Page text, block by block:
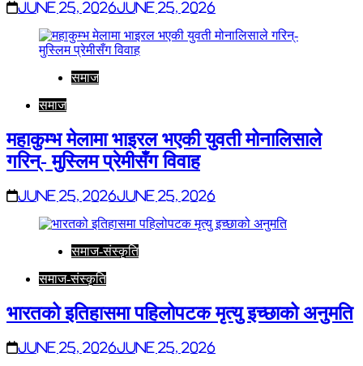
June 25, 2026June 25, 2026
समाज
समाज
महाकुम्भ मेलामा भाइरल भएकी युवती मोनालिसाले
गरिन्- मुस्लिम प्रेमीसँग विवाह
June 25, 2026June 25, 2026
समाज-संस्कृति
समाज-संस्कृति
भारतको इतिहासमा पहिलोपटक मृत्यु इच्छाको अनुमति
June 25, 2026June 25, 2026